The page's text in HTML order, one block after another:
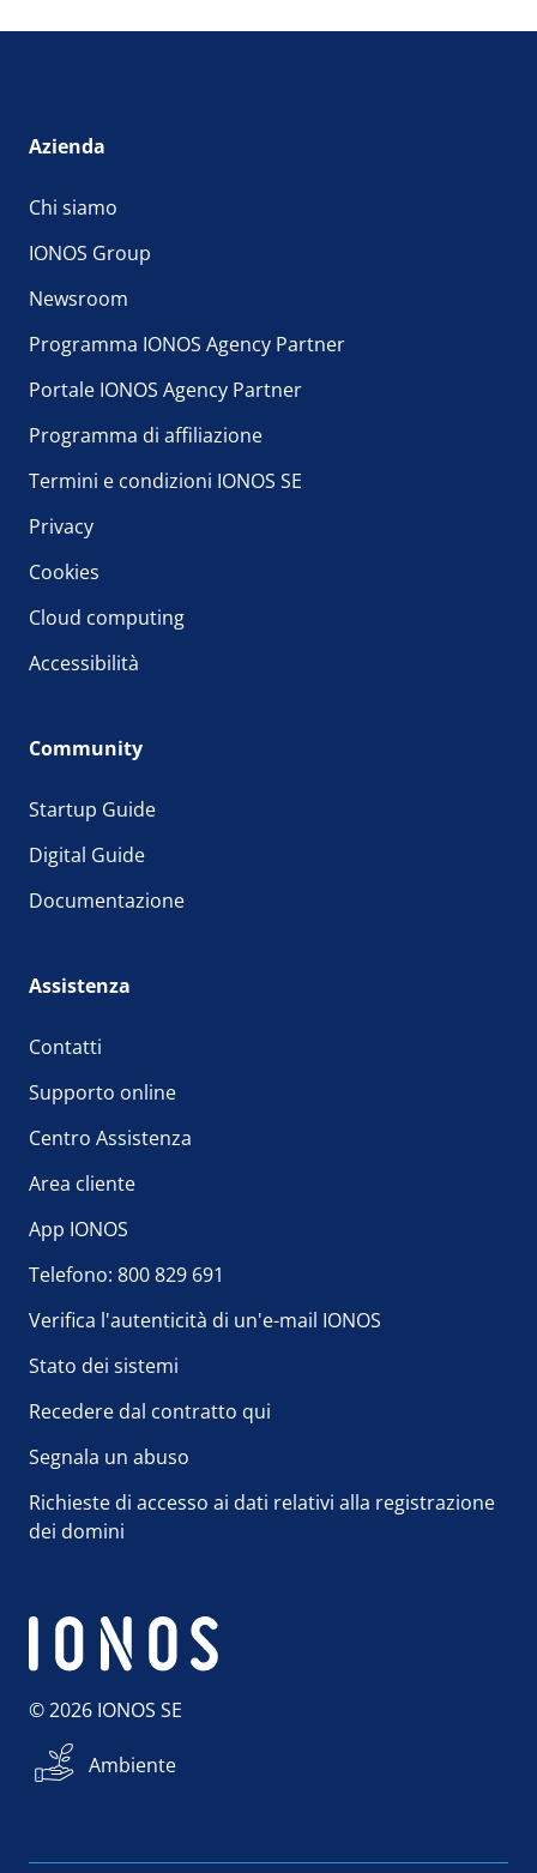
Azienda
Chi siamo
IONOS Group
Newsroom
Programma IONOS Agency Partner
Portale IONOS Agency Partner
Programma di affiliazione
Termini e condizioni IONOS SE
Privacy
Cookies
Cloud computing
Accessibilità
Community
Startup Guide
Digital Guide
Documentazione
Assistenza
Contatti
Supporto online
Centro Assistenza
Area cliente
App IONOS
Telefono: 800 829 691
Verifica l'autenticità di un'e-mail IONOS
Stato dei sistemi
Recedere dal contratto qui
Segnala un abuso
Richieste di accesso ai dati relativi alla registrazione
dei domini
© 2026 IONOS SE
Ambiente